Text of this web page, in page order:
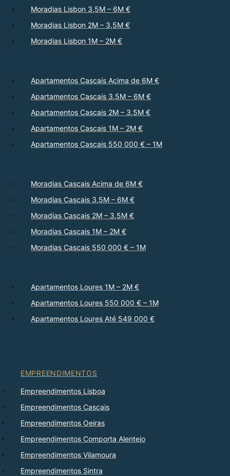
Moradias Lisbon 3,5M – 6M €
Moradias Lisbon 2M – 3,5M €
Moradias Lisbon 1M – 2M €
Apartamentos Cascais Acima de 6M €
Apartamentos Cascais 3,5M – 6M €
Apartamentos Cascais 2M – 3,5M €
Apartamentos Cascais 1M – 2M €
Apartamentos Cascais 550 000 € – 1M
Moradias Cascais Acima de 6M €
Moradias Cascais 3,5M – 6M €
Moradias Cascais 2M – 3,5M €
Moradias Cascais 1M – 2M €
Moradias Cascais 550 000 € – 1M
Apartamentos Loures 1M – 2M €
Apartamentos Loures 550 000 € – 1M
Apartamentos Loures Até 549 000 €
EMPREENDIMENTOS
Empreendimentos Lisboa
Empreendimentos Cascais
Empreendimentos Oeiras
Empreendimentos Comporta Alentejo
Empreendimentos Vilamoura
Empreendimentos Sintra